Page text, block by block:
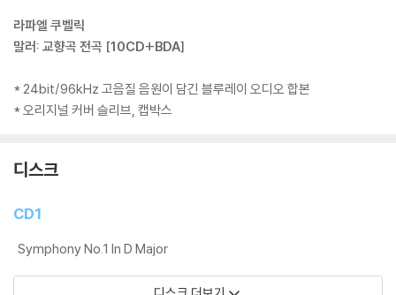
라파엘 쿠벨릭
말러: 교향곡 전곡 [10CD+BDA]
* 24bit/96kHz 고음질 음원이 담긴 블루레이 오디오 합본
* 오리지널 커버 슬리브, 캡박스
디스크
CD1
Symphony No.1 In D Major